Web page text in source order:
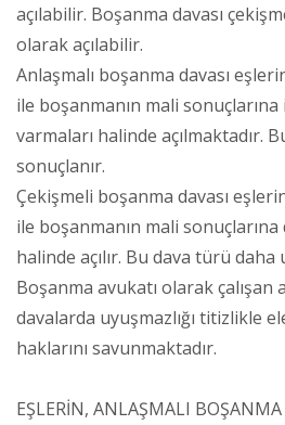
açılabilir. Boşanma davası
olarak açılabilir.
Anlaşmalı boşanma davası
ile boşanmanın mali
varmaları halinde açılmaktadır.
sonuçlanır.
Çekişmeli boşanma davası
ile boşanmanın mali
halinde açılır. Bu dava türü
Boşanma avukatı olarak
davalarda uyuşmazlığı titizlikle
haklarını savunmaktadır.
EŞLERİN, ANLAŞMALI